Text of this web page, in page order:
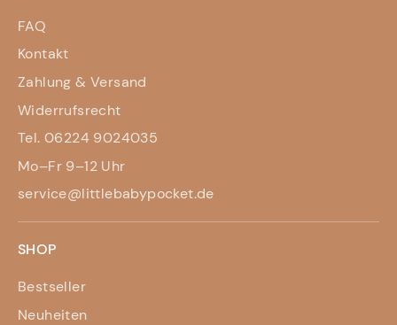
FAQ
Kontakt
Zahlung & Versand
Widerrufsrecht
Tel. 06224 9024035
Mo–Fr 9–12 Uhr
service@littlebabypocket.de
SHOP
Bestseller
Neuheiten